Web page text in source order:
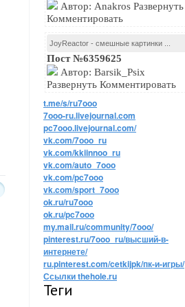
Автор: Anakros Развернуть
Комментировать
JoyReactor - смешные картинки ...
Пост №6359625
Автор: Barsik_Psix
Развернуть Комментировать
t.me/s/ru7ooo
7ooo-ru.livejournal.com
pc7ooo.livejournal.com/
vk.com/7ooo_ru
vk.com/kkiinnoo_ru
vk.com/auto_7ooo
vk.com/pc7ooo
vk.com/sport_7ooo
ok.ru/ru7ooo
ok.ru/pc7ooo
my.mail.ru/community/7ooo/
pinterest.ru/7ooo_ru/высший-в-
интернете/
ru.pinterest.com/cetkijpk/пк-и-игры/
Ссылки thehole.ru
Теги